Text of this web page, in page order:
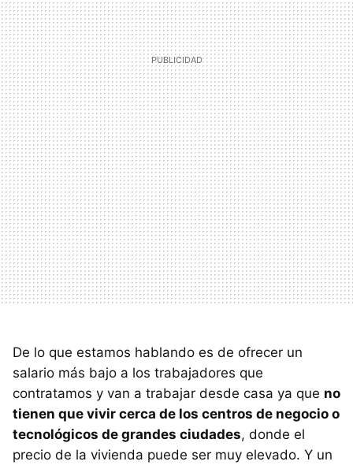
De lo que estamos hablando es de ofrecer un
salario más bajo a los trabajadores que
contratamos y van a trabajar desde casa ya que no
tienen que vivir cerca de los centros de negocio o
tecnológicos de grandes ciudades, donde el
precio de la vivienda puede ser muy elevado. Y un